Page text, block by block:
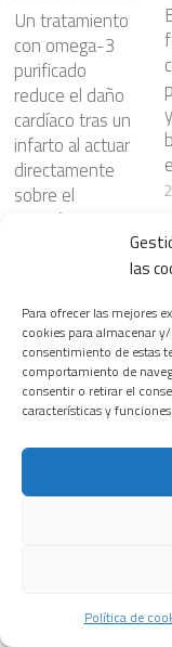
las
Para ofrecer las mejores
cookies para almacenar
consentimiento de estas
comportamiento de
consentir o retirar el
características y funciones.
Política de
Un tratamiento
con omega-3
purificado
reduce el daño
cardíaco tras un
infarto al actuar
directamente
sobre el
corazón
Riesgos
cardiovasculare
s ocultos en
patrones del
sueño